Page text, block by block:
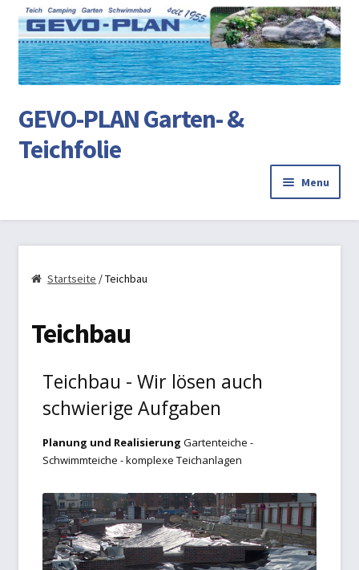
to
to
GEVO-PLAN Garten- &
Teichfolie
Menu
Startseite
AGB
Biogasdächer
Impressum
Kasse
Startseite / Teichbau
Teichbau
Teichbau - Wir lösen auch
schwierige Aufgaben
Planung und Realisierung Gartenteiche -
Schwimmteiche - komplexe Teichanlagen